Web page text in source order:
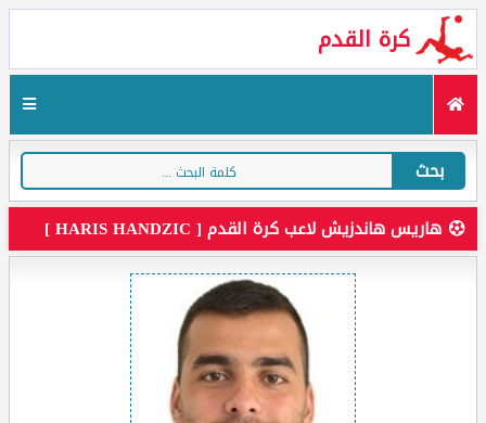
كرة القدم
بحث
هاريس هاندزيش لاعب كرة القدم [ HARIS HANDZIC ]